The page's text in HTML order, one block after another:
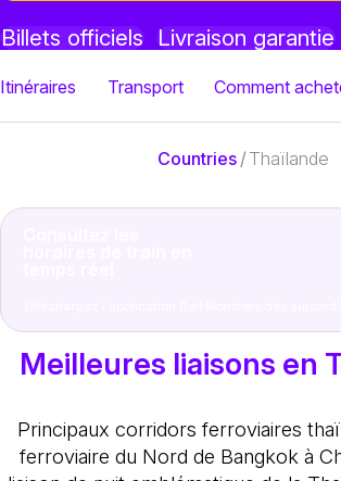
Billets officiels Livraison garantie
Itinéraires Transport Comment
Countries/ Thaïlande
Meilleures liaisons en
Principaux corridors ferroviaires
ferroviaire du Nord de Bangkok à